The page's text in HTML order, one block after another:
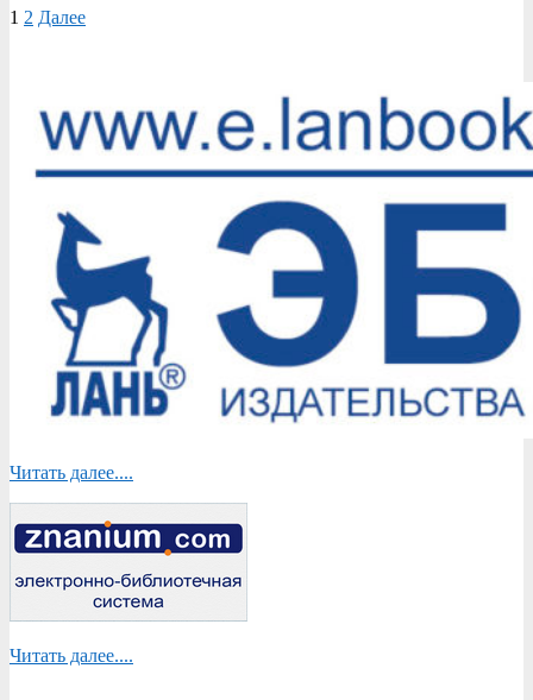
Пагинация
1 2 Далее
Читать далее....
Читать далее....